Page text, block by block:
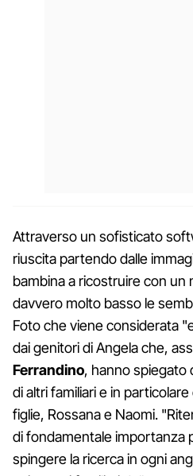
Attraverso un sofisticato
riuscita partendo dalle
bambina a ricostruire con un
davvero molto basso le
Foto che viene considerata
dai genitori di Angela che,
Ferrandino, hanno spiegato
di altri familiari e in
figlie, Rossana e Naomi.
di fondamentale importanza
spingere la ricerca in ogni